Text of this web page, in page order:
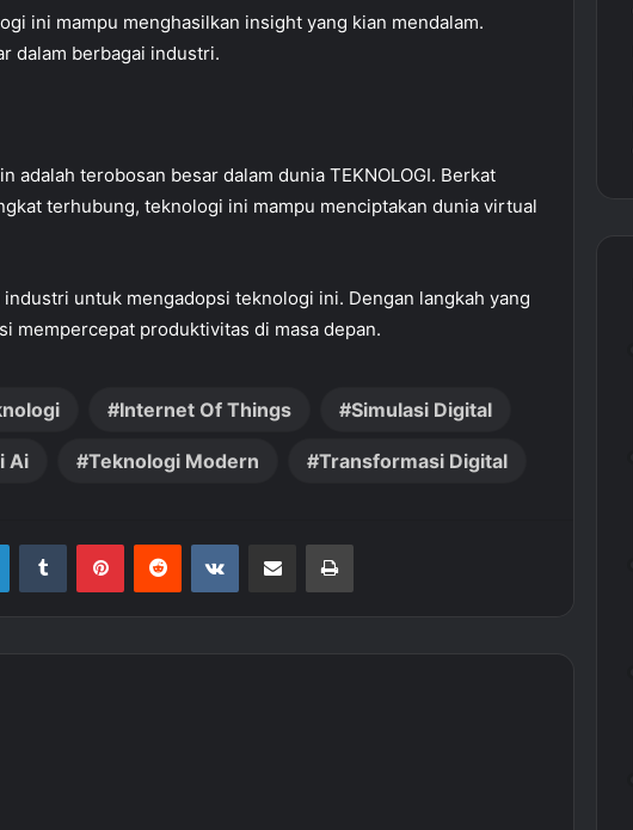
ini mampu menghasilkan insight yang kian mendalam.
dalam berbagai industri.
adalah terobosan besar dalam dunia TEKNOLOGI. Berkat
terhubung, teknologi ini mampu menciptakan dunia virtual
untuk mengadopsi teknologi ini. Dengan langkah yang
mempercepat produktivitas di masa depan.
Internet Of Things Simulasi Digital
Ai Teknologi Modern Transformasi Digital
LinkedInTumblr PinterestReddit VKontakteShare via Email Print